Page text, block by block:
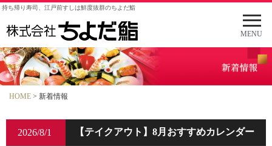
メ
ニ
ュ
を
MENU
持ち帰り寿司、江戸前すしは鮮度抜群のちよだ鮨
HOME > 新着情報
【テイクアウト】8月おすすめカレンダー
2026/8/1